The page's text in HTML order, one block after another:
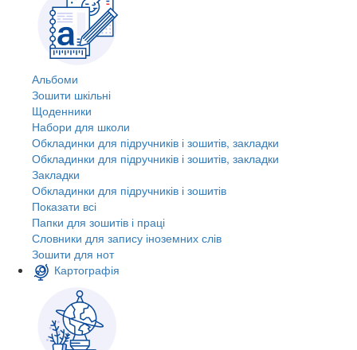
Альбоми
Зошити шкільні
Щоденники
Набори для школи
Обкладинки для підручників і зошитів, закладки
Обкладинки для підручників і зошитів, закладки
Закладки
Обкладинки для підручників і зошитів
Показати всі
Папки для зошитів і праці
Словники для запису іноземних слів
Зошити для нот
Картографія